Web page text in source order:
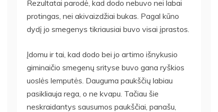
Rezultatai parodė, kad dodo nebuvo nei labai
protingas, nei akivaizdžiai bukas. Pagal kūno
dydį jo smegenys tikriausiai buvo visai įprastos.
Įdomu ir tai, kad dodo bei jo artimo išnykusio
giminaičio smegenų srityse buvo gana ryškios
uoslės lemputės. Dauguma paukščių labiau
pasikliauja rega, o ne kvapu. Tačiau šie
neskraidantys sausumos paukščiai, panašu,